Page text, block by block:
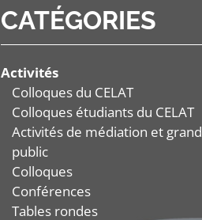
CATÉGORIES
Activités
Colloques du CELAT
Colloques étudiants du CELAT
Activités de médiation et grand
public
Colloques
Conférences
Tables rondes